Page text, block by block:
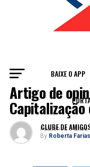
BAIXE O APP
CLUBE DE
NOTÍCIAS
Artigo de
Published 6 anos
By Roberta Farias